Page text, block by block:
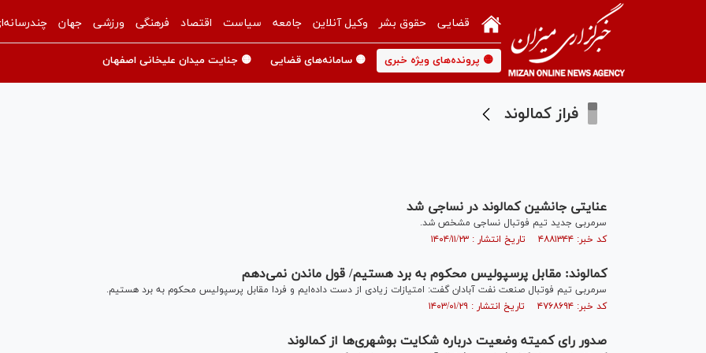
قضایی حقوق بشر وکیل آنلاین جامعه سیاست اقتصاد فرهنگی ورزشی جهان
🟡 پرونده‌های ویژه خبری 🟡 سامانه‌های قضایی 🟡 جنایت میدان علیخانی اصفهان
فراز کمالوند
عنایتی جانشین کمالوند در نساجی شد
سرمربی جدید تیم فوتبال نساجی مشخص شد.
کد خبر: ۴۸۸۱۳۴۴ تاریخ انتشار : ۱۴۰۴/۱۱/۲۳
کمالوند: مقابل پرسپولیس محکوم به برد هستیم/ قول ماندن نمی‌دهم
سرمربی تیم فوتبال صنعت نفت آبادان گفت: امتیازات زیادی از دست داده‌ایم و فردا مقابل پرسپولیس محکوم به برد هستیم.
کد خبر: ۴۷۶۸۶۹۴ تاریخ انتشار : ۱۴۰۳/۰۱/۲۹
صدور رای کمیته وضعیت درباره شکایت بوشهری‌ها از کمالوند